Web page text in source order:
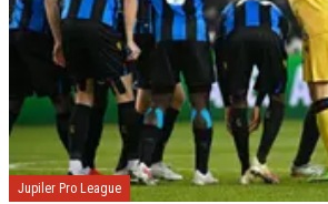
Jupiler Pro League